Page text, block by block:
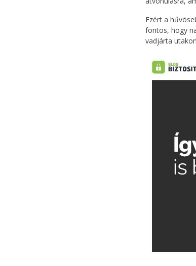
Ezért a
fontos, hogy
vadjárta